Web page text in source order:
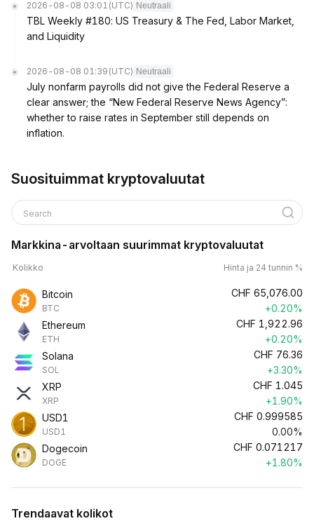
2026-08-08 03:01 (UTC) Neutraali
TBL Weekly #180: US Treasury & The Fed, Labor Market,
and Liquidity
2026-08-08 01:39 (UTC) Neutraali
July nonfarm payrolls did not give the Federal Reserve a
clear answer; the “New Federal Reserve News Agency”:
whether to raise rates in September still depends on
inflation.
Suosituimmat kryptovaluutat
Search
Markkina-arvoltaan suurimmat kryptovaluutat
Kolikko Hinta ja 24 tunnin %
Bitcoin
BTC
CHF 65,076.00
+0.20%
Ethereum
ETH
CHF 1,922.96
+0.20%
Solana
SOL
CHF 76.36
+3.30%
XRP
XRP
CHF 1.045
+1.90%
USD1
USD1
CHF 0.999585
0.00%
Dogecoin
DOGE
CHF 0.071217
+1.80%
Trendaavat kolikot